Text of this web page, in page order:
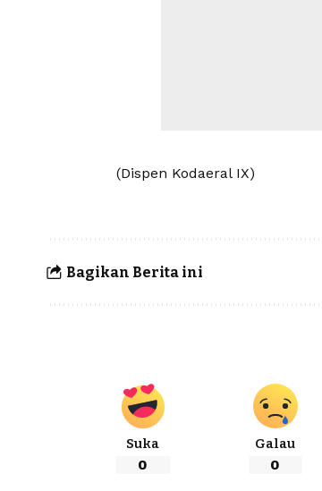
(Dispen Kodaeral IX)
Bagikan Berita ini
Suka
0
Galau
0